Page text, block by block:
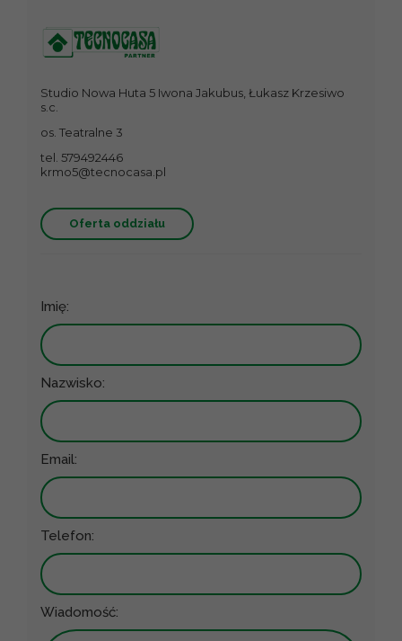
Studio Nowa Huta 5 Iwona Jakubus, Łukasz Krzesiwo
s.c.
os. Teatralne 3
tel. 579492446
krmo5@tecnocasa.pl
Oferta oddziału
Imię:
Nazwisko:
Email:
Telefon:
Wiadomość: